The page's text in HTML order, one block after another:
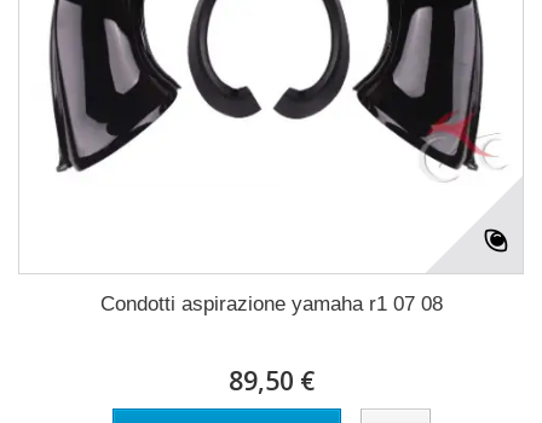
Condotti aspirazione yamaha r1 07 08
89,50 €